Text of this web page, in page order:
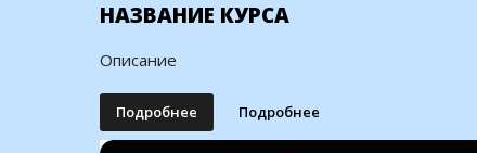
НАЗВАНИЕ КУРСА
Описание
Подробнее Подробнее